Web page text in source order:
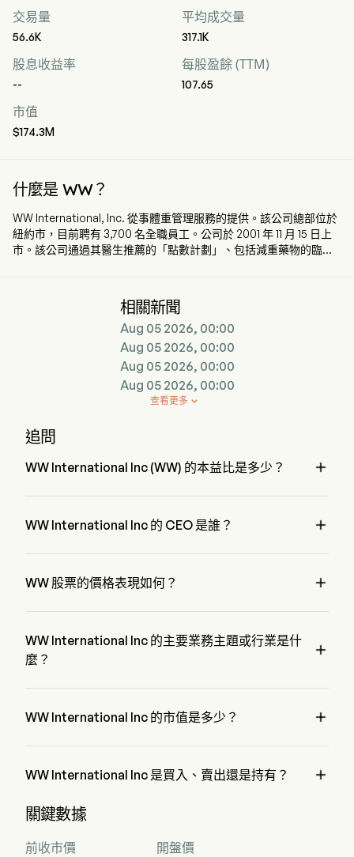
交易量
56.6K
平均成交量
317.1K
股息收益率
--
每股盈餘 (TTM)
107.65
市值
$174.3M
什麼是 WW？
WW International, Inc. 從事體重管理服務的提供。該公司總部位於
紐約市，目前聘有 3,700 名全職員工。公司於 2001 年 11 月 15 日上
市。該公司通過其醫生推薦的「點數計劃」、包括減重藥物的臨床
以科學為基礎的營養、活動、行為及生活方式工具和方法，可根據
個人減重目標進行調整，並在需要時支援使用 GLP-1 藥物人士的不
同需求。其服務包括行為改變計劃、WeightWatchers 醫療中心、
授權及消費者產品銷售。其訂閱業務包括數位業務、研討會加數位
業務、臨床業務以及針對企業的 WeightWatchers 計劃，提供營養
和行為改變科學。其 WW 品牌產品包括能量棒、零食、食譜書籍和
相關新聞
Aug 05 2026, 00:00
Aug 05 2026, 00:00
Aug 05 2026, 00:00
Aug 05 2026, 00:00

查看更多
追問
WW International Inc (WW) 的本益比是多少？ 
WW International Inc 的 CEO 是誰？ 
WW 股票的價格表現如何？ 
WW International Inc 的主要業務主題或行業是什
麼？

WW International Inc 的市值是多少？ 
WW International Inc 是買入、賣出還是持有？ 
進行了解析師評級，包括 0 位強烈買入，0 位買入，5 位持
關鍵數據
前收市價 開盤價